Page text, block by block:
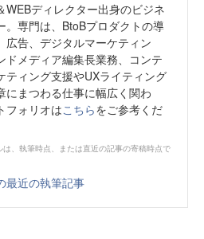
WEBディレクター出身のビジネ
。専門は、BtoBプロダクトの導
広告、デジタルマーケティン
ドメディア編集長業務、コンテ
ティング支援やUXライティング
にまつわる仕事に幅広く関わ
フォリオはこちらをご参考くだ
は、執筆時点、または直近の記事の寄稿時点で
最近の執筆記事